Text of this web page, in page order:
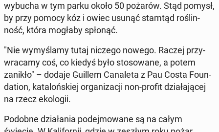
wybucha w tym parku około 50 pożarów. Stąd pomysł,
by przy pomocy kóz i owiec usunąć stamtąd ro­ślin­
ność, która mogłaby spłonąć.
"Nie wy­my­śla­my tutaj niczego nowego. Raczej przy­
wra­ca­my coś, co kiedyś było sto­so­wa­ne, a potem
zanikło" – dodaje Guillem Ca­na­le­ta z Pau Costa Fo­un­
da­tion, ka­ta­loń­skiej or­ga­ni­za­cji non-profit dzia­ła­ją­cej
na rzecz eko­lo­gii.
Podobne dzia­ła­nia po­dej­mo­wa­ne są na całym